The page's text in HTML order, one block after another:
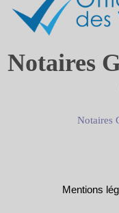
Notaires
Notaires
Mentions